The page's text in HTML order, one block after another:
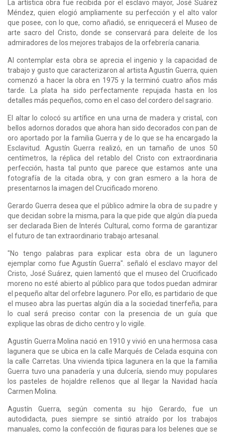
La artística obra fue recibida por el esclavo mayor, José Suárez
Méndez, quien elogió ampliamente su perfección y el alto valor
que posee, con lo que, como añadió, se enriquecerá el Museo de
arte sacro del Cristo, donde se conservará para deleite de los
admiradores de los mejores trabajos de la orfebrería canaria.
Al contemplar esta obra se aprecia el ingenio y la capacidad de
trabajo y gusto que caracterizaron al artista Agustín Guerra, quien
comenzó a hacer la obra en 1975 y la terminó cuatro años más
tarde. La plata ha sido perfectamente repujada hasta en los
detalles más pequeños, como en el caso del cordero del sagrario.
El altar lo colocó su artífice en una urna de madera y cristal, con
bellos adornos dorados que ahora han sido decorados con pan de
oro aportado por la familia Guerra y de lo que se ha encargado la
Esclavitud. Agustín Guerra realizó, en un tamaño de unos 50
centímetros, la réplica del retablo del Cristo con extraordinaria
perfección, hasta tal punto que parece que estamos ante una
fotografía de la citada obra, y con gran esmero a la hora de
presentarnos la imagen del Crucificado moreno.
Gerardo Guerra desea que el público admire la obra de su padre y
que decidan sobre la misma, para la que pide que algún día pueda
ser declarada Bien de Interés Cultural, como forma de garantizar
el futuro de tan extraordinario trabajo artesanal.
"No tengo palabras para explicar esta obra de un lagunero
ejemplar como fue Agustín Guerra". señaló el esclavo mayor del
Cristo, José Suárez, quien lamentó que el museo del Crucificado
moreno no esté abierto al público para que todos puedan admirar
el pequeño altar del orfebre lagunero. Por ello, es partidario de que
el museo abra las puertas algún día a la sociedad tinerfeña, para
lo cual será preciso contar con la presencia de un guía que
explique las obras de dicho centro y lo vigile.
Agustín Guerra Molina nació en 1910 y vivió en una hermosa casa
lagunera que se ubica en la calle Marqués de Celada esquina con
la calle Carretas. Una vivienda típica lagunera en la que la familia
Guerra tuvo una panadería y una dulcería, siendo muy populares
los pasteles de hojaldre rellenos que al llegar la Navidad hacía
Carmen Molina.
Agustín Guerra, según comenta su hijo Gerardo, fue un
autodidacta, pues siempre se sintió atraído por los trabajos
manuales, como la confección de figuras para los belenes que se